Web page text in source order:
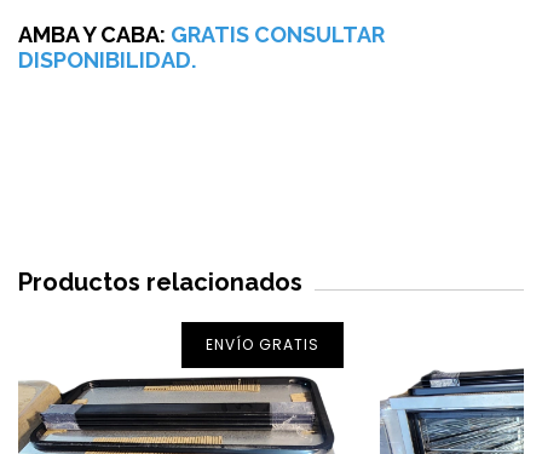
AMBA Y CABA: GRATIS CONSULTAR
DISPONIBILIDAD.
Productos relacionados
ENVÍO GRATIS